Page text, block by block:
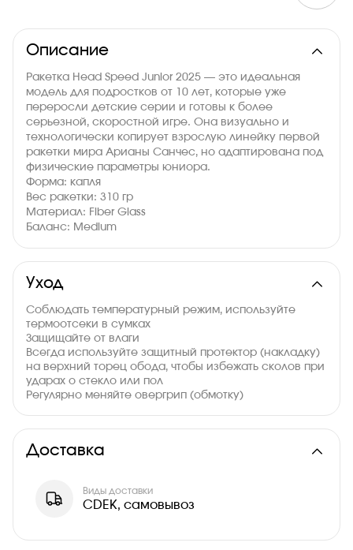
Описание
Ракетка Head Speed Junior 2025 — это идеальная
модель для подростков от 10 лет, которые уже
переросли детские серии и готовы к более
серьезной, скоростной игре. Она визуально и
технологически копирует взрослую линейку первой
ракетки мира Арианы Санчес, но адаптирована под
физические параметры юниора.
Форма: капля
Вес ракетки: 310 гр
Материал: Fiber Glass
Баланс: Medium
Уход
Соблюдать температурный режим, используйте
термоотсеки в сумках
Защищайте от влаги
Всегда используйте защитный протектор (накладку)
на верхний торец обода, чтобы избежать сколов при
ударах о стекло или пол
Регулярно меняйте овергрип (обмотку)
Доставка
Виды доставки
CDEK, самовывоз